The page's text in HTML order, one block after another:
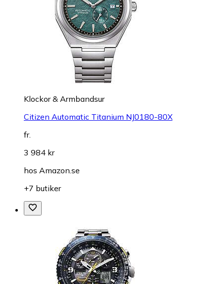
Klockor & Armbandsur
Citizen Automatic Titanium NJ0180-80X
fr.
3 984 kr
hos Amazon.se
+7 butiker